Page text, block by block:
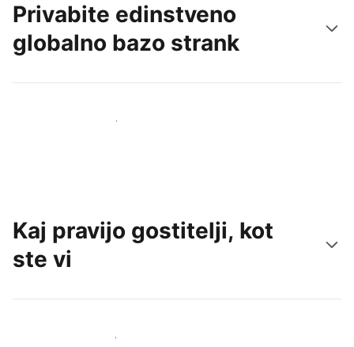
Privabite edinstveno
globalno bazo strank
Pridobite nove goste še danes
Kaj pravijo gostitelji, kot
ste vi
Pridruži se drugim gostiteljem